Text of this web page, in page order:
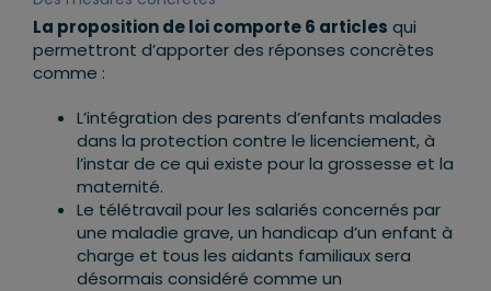
La proposition de loi comporte 6 articles qui
permettront d’apporter des réponses concrètes
comme :
L’intégration des parents d’enfants malades
dans la protection contre le licenciement, à
l’instar de ce qui existe pour la grossesse et la
maternité.
Le télétravail pour les salariés concernés par
une maladie grave, un handicap d’un enfant à
charge et tous les aidants familiaux sera
désormais considéré comme un